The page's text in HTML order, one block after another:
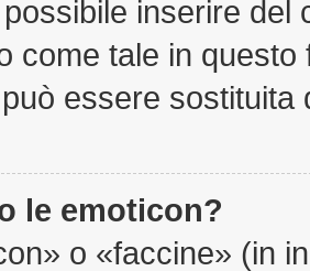
inserire
come tale in
può essere sostituita
le emoticon?
o «faccine» (in